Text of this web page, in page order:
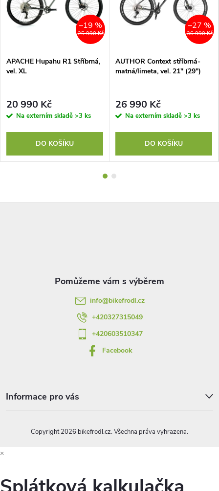
25 990 Kč
–19 %
APACHE Hupahu R1 Stříbrná,
vel. XL
20 990 Kč
Na externím skladě >3 ks
DO KOŠÍKU
36 990 Kč
–27 %
AUTHOR Context stříbrná-
matná/limeta, vel. 21" (29")
26 990 Kč
Na externím skladě >3 ks
DO KOŠÍKU
info@bikefrodl.cz
+420327315049
+420603510347
Facebook
Informace pro vás
Copyright 2026 bikefrodl.cz. Všechna práva vyhrazena.
×